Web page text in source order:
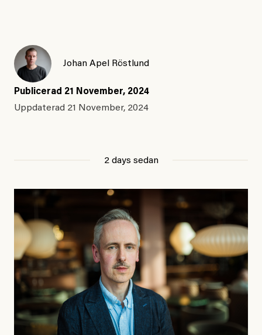
Johan Apel Röstlund
Publicerad 21 November, 2024
Uppdaterad 21 November, 2024
2 days sedan